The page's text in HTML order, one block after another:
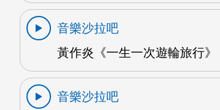
音樂沙拉吧
黃作炎《一生一次遊輪旅行》
音樂沙拉吧